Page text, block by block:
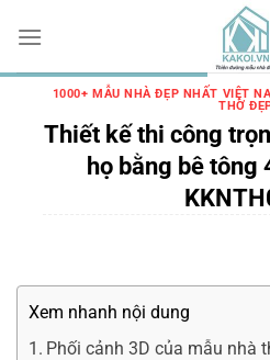
đến
nội
1000+ MẪU NHÀ ĐẸP NHẤT VIỆT
THỜ
Thiết kế thi công
họ bằng bê tông
Xem nhanh nội dung
Phối cảnh 3D của mẫu nhà